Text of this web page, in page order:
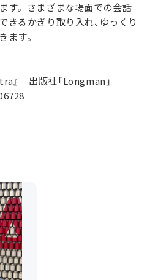
す。さまざまな場面での会話
きるかぎり取り入れ、ゆっくり
ます。
出版社「Longman」